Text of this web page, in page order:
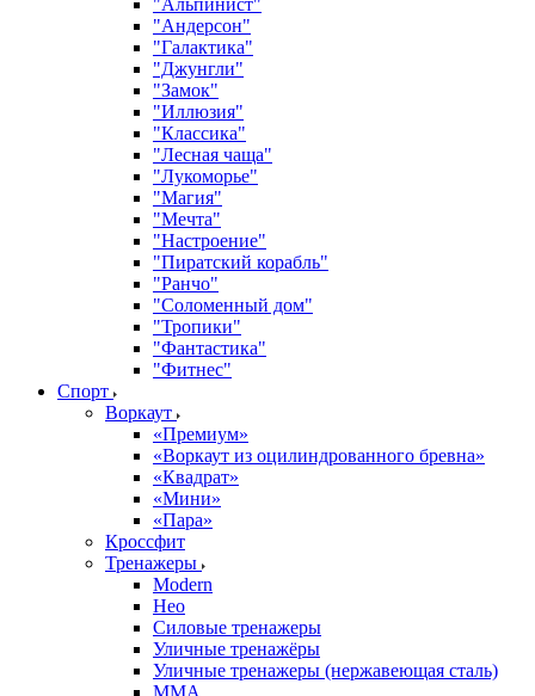
"Альпинист"
"Андерсон"
"Галактика"
"Джунгли"
"Замок"
"Иллюзия"
"Классика"
"Лесная чаща"
"Лукоморье"
"Магия"
"Мечта"
"Настроение"
"Пиратский корабль"
"Ранчо"
"Соломенный дом"
"Тропики"
"Фантастика"
"Фитнес"
Спорт
Воркаут
«Премиум»
«Воркаут из оцилиндрованного бревна»
«Квадрат»
«Мини»
«Пара»
Кроссфит
Тренажеры
Modern
Нео
Силовые тренажеры
Уличные тренажёры
Уличные тренажеры (нержавеющая сталь)
ММА